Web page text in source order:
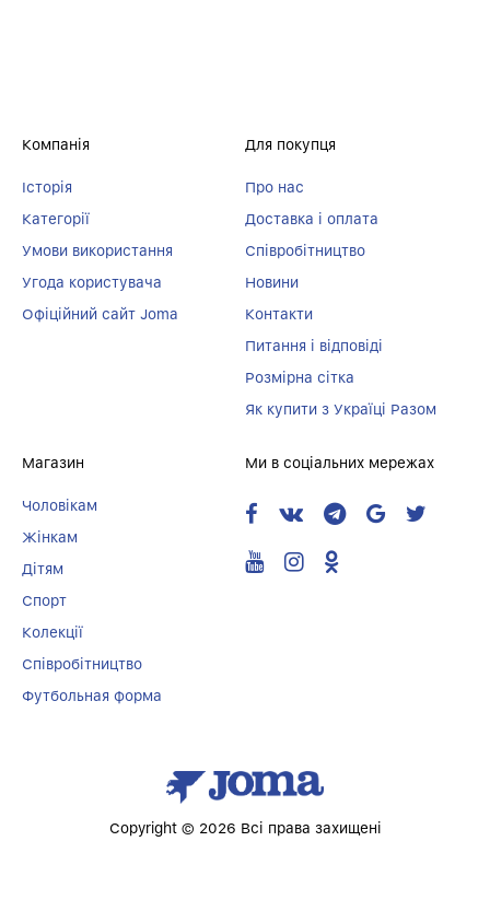
Компанія
Історія
Категорії
Умови використання
Угода користувача
Офіційний сайт Joma
Для покупця
Про нас
Доставка і оплата
Співробітництво
Новини
Контакти
Питання і відповіді
Розмірна сітка
Як купити з Україці Разом
Магазин
Чоловікам
Жінкам
Дітям
Спорт
Колекції
Співробітництво
Футбольная форма
Ми в соціальних мережах
Copyright © 2026 Всі права захищені